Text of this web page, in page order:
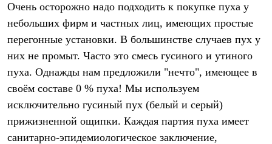
Очень осторожно надо подходить к покупке пуха у
небольших фирм и частных лиц, имеющих простые
перегонные установки. В большинстве случаев пух у
них не промыт. Часто это смесь гусиного и утиного
пуха. Однажды нам предложили "нечто", имеющее в
своём составе 0 % пуха! Мы используем
исключительно гусиный пух (белый и серый)
прижизненной ощипки. Каждая партия пуха имеет
санитарно-эпидемиологическое заключение,